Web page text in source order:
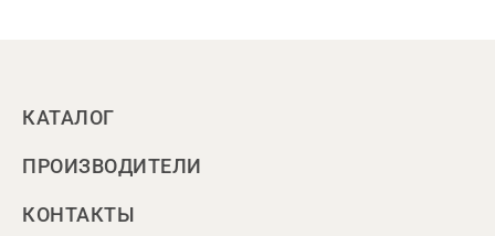
КАТАЛОГ
ПРОИЗВОДИТЕЛИ
КОНТАКТЫ